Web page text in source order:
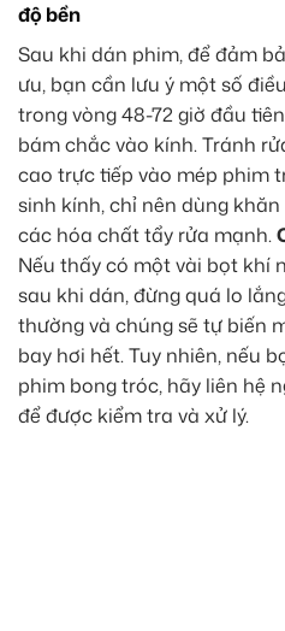
độ bền
Sau khi dán phim, để đảm
ưu, bạn cần lưu ý một số
trong vòng 48-72 giờ đầu
bám chắc vào kính. Tránh
cao trực tiếp vào mép phim
sinh kính, chỉ nên dùng
các hóa chất tẩy rửa mạnh.
Nếu thấy có một vài bọt khí
sau khi dán, đừng quá lo
thường và chúng sẽ tự biến
bay hơi hết. Tuy nhiên, nếu
phim bong tróc, hãy liên hệ
để được kiểm tra và xử lý.